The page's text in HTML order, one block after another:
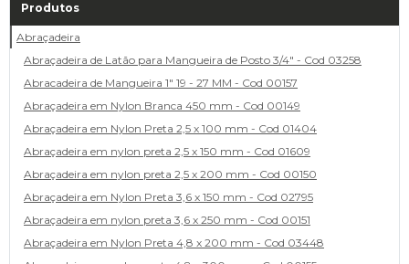
Produtos
Abraçadeira
Abraçadeira de Latão para Mangueira de Posto 3/4" - Cod 03258
Abracadeira de Mangueira 1" 19 - 27 MM - Cod 00157
Abraçadeira em Nylon Branca 450 mm - Cod 00149
Abraçadeira em Nylon Preta 2,5 x 100 mm - Cod 01404
Abraçadeira em nylon preta 2,5 x 150 mm - Cod 01609
Abraçadeira em nylon preta 2,5 x 200 mm - Cod 00150
Abraçadeira em Nylon Preta 3,6 x 150 mm - Cod 02795
Abraçadeira em nylon preta 3,6 x 250 mm - Cod 00151
Abraçadeira em Nylon Preta 4,8 x 200 mm - Cod 03448